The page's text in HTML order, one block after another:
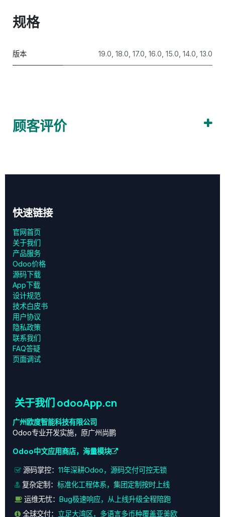
规格
版本 19.0 18.0 17.0 16.0 15.0 14.0 13.0
顾客评价
快速链接
官网首页
关于我们
产品服务
Odoo价格
源码下载
App下载
设计规范
技术白皮书
用户协议
‎隐私政策‎
联系我们
FAQ答疑
页面调试
关于我们 odooApp.cn
广州欧度智能科技有限公司
Odoo专业开发实施，原广州尚鹏
Odoo中文应用商店，海量模块
源码掌控： 11年深耕Odoo，源码交付可控无锁
复杂定制： 标准化工程体系，集团定制按时上线
运维无忧：
Bug极速响应，从上线升级全程陪跑
全球交付： 立足大湾区，多语言多币种覆盖亚美欧